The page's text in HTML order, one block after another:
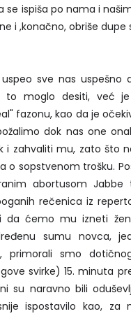
ispiša po nama i
i ,konačno, obriše
sve nas uspešno
to moglo desiti, već
fazonu, kao da je
dok nas one
i zahvaliti mu, zato što
o sopstvenom trošku.
abortusom
rečenica iz
da ćemo mu izneti
sumu novca,
primorali smo
svirke) 15. minuta
su naravno bili
ispostavilo kao, za